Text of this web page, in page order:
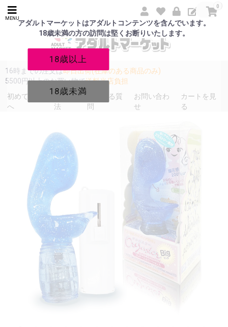
アダルトマーケットはアダルトコンテンツを含んでいます。
18歳未満の方の訪問は堅くお断りいたします。
18歳以上
18歳未満
MENU
0
16時までの注文は即日出荷(在庫のある商品のみ)
5500円以上のお買い物で送料当店負担
初めての方
へ
発送方
法
よくある質
問
お問い合わ
せ
カートを見
る